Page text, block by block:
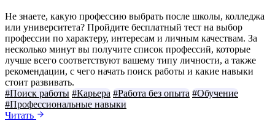
Не знаете, какую профессию выбрать после школы, колледжа
или университета? Пройдите бесплатный тест на выбор
профессии по характеру, интересам и личным качествам. За
несколько минут вы получите список профессий, которые
лучше всего соответствуют вашему типу личности, а также
рекомендации, с чего начать поиск работы и какие навыки
стоит развивать.
#Поиск работы #Карьера #Работа без опыта #Обучение
#Профессиональные навыки
Читать